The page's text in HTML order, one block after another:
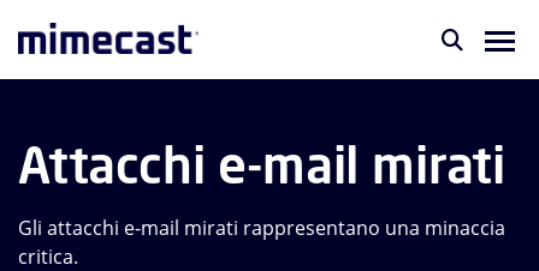
Attacchi e-mail mirati
Gli attacchi e-mail mirati rappresentano una minaccia
critica.